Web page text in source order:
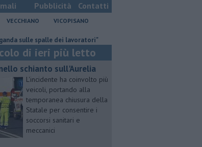
Pubblicità Contatti
VECCHIANO VICOPISANO
spalle dei lavoratori" Misericordie Pisane, Novi
di ieri più letto
schianto sull'Aurelia
L'incidente ha coinvolto più
veicoli, portando alla
temporanea chiusura della
Statale per consentire i
soccorsi sanitari e
meccanici